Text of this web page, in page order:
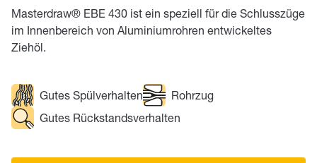
Masterdraw® EBE 430 ist ein speziell für die Schlusszüge
im Innenbereich von Aluminiumrohren entwickeltes
Ziehöl.
Gutes Spülverhalten
Rohrzug
Gutes Rückstandsverhalten